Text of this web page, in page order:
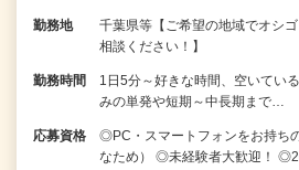
勤務地
千葉県等【ご希望の地域でオシ
相談ください！】
勤務時間
1日5分～好きな時間、空いてい
みの単発や短期～中長期まで…
応募資格
◎PC・スマートフォンをお持ち
なため） ◎未経験者大歓迎！